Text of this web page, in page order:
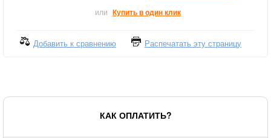
или Купить в один клик
Добавить к сравнению Распечатать эту страницу
КАК ОПЛАТИТЬ?